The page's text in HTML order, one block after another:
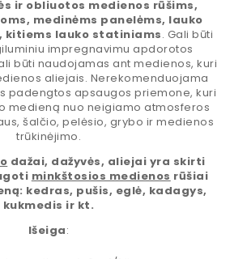
ir obliuotos medienos rūšims,
medinėms panelėms, lauko
kitiems lauko statiniams. Gali būti
impregnavimu apdorotos
būti naudojamas ant medienos, kuri
aliejais. Nerekomenduojama
padengtos apsaugos priemone, kuri
medieną nuo neigiamo atmosferos
šalčio, pelėsio, grybo ir medienos
trūkinėjimo.
dažai, dažyvės, aliejai yra skirti
minkštosios medienos rūšiai
kedras, pušis, eglė, kadagys,
kukmedis ir kt.
Išeiga: